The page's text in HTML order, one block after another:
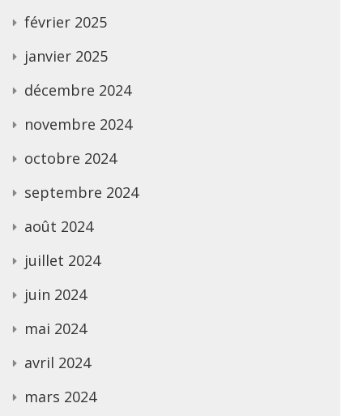
février 2025
janvier 2025
décembre 2024
novembre 2024
octobre 2024
septembre 2024
août 2024
juillet 2024
juin 2024
mai 2024
avril 2024
mars 2024